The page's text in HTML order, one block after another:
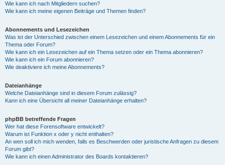
Wie kann ich nach Mitgliedern suchen?
Wie kann ich meine eigenen Beiträge und Themen finden?
Abonnements und Lesezeichen
Was ist der Unterschied zwischen einem Lesezeichen und einem Abonnements für ein
Thema oder Forum?
Wie kann ich ein Lesezeichen auf ein Thema setzen oder ein Thema abonnieren?
Wie kann ich ein Forum abonnieren?
Wie deaktiviere ich meine Abonnements?
Dateianhänge
Welche Dateianhänge sind in diesem Forum zulässig?
Kann ich eine Übersicht all meiner Dateianhänge erhalten?
phpBB betreffende Fragen
Wer hat diese Forensoftware entwickelt?
Warum ist Funktion x oder y nicht enthalten?
An wen soll ich mich wenden, falls es Beschwerden oder juristische Anfragen zu diesem
Forum gibt?
Wie kann ich einen Administrator des Boards kontaktieren?